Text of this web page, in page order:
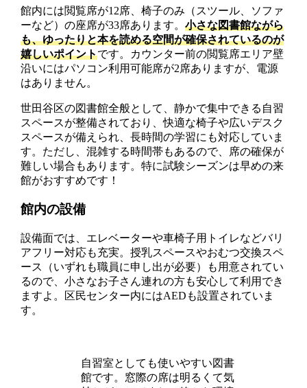
館内には閲覧席が12席、椅子のみ（スツール、ソファ
ーなど）の座席が33席あります。小さな図書館ながら
も、ゆったりと本を読める空間が確保されているのが
嬉しいポイントです。カウンター前の閲覧席エリア壁
沿いにはパソコン利用可能席が2席ありますが、電源
はありません。
世田谷区の図書館全般として、静かで集中できる自習
スペースが整備されており、快適な椅子や広いデスク
スペースが備えられ、長時間の学習にも対応していま
す。ただし、混雑する時間帯もあるので、席の確保が
難しい場合もあります。特に試験シーズンは早めの来
館がおすすめです！
館内の設備
設備面では、エレベーターや車椅子用トイレなどバリ
アフリー対応も充実。授乳スペースやおむつ交換スペ
ース（いずれも職員に申し出が必要）も用意されてい
るので、小さなお子さん連れの方も安心して利用でき
ますよ。区民センター内にはAEDも設置されていま
す。
自習室としても使いやすい図書
館です。窓際の席は明るくて気